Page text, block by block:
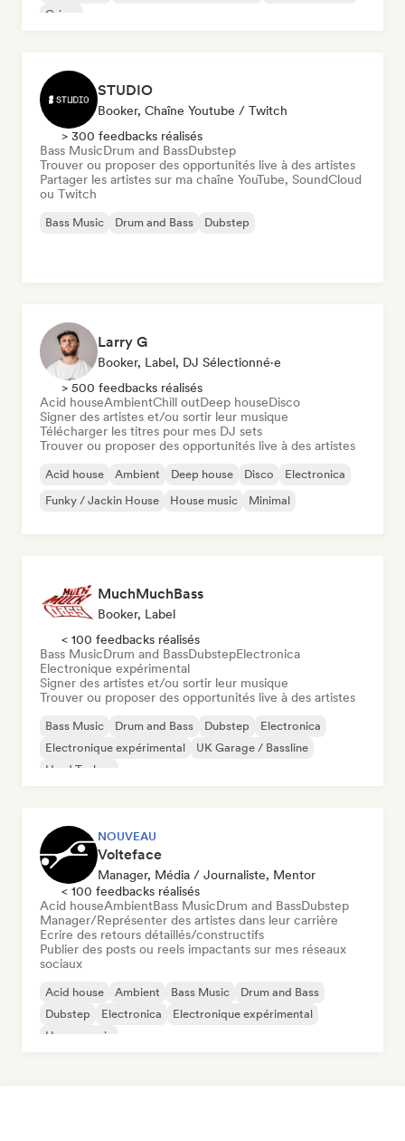
Grime
STUDIO
Booker, Chaîne Youtube / Twitch
> 300 feedbacks réalisés
Bass MusicDrum and BassDubstep
Trouver ou proposer des opportunités live à des artistes
Partager les artistes sur ma chaîne YouTube, SoundCloud
ou Twitch
Bass Music Drum and Bass Dubstep
Larry G
Booker, Label, DJ Sélectionné·e
> 500 feedbacks réalisés
Acid houseAmbientChill outDeep houseDisco
Signer des artistes et/ou sortir leur musique
Télécharger les titres pour mes DJ sets
Trouver ou proposer des opportunités live à des artistes
Acid house Ambient Deep house Disco
Electronica
Funky / Jackin House
House music Minimal
MuchMuchBass
Booker, Label
< 100 feedbacks réalisés
Bass MusicDrum and BassDubstepElectronica
Electronique expérimental
Signer des artistes et/ou sortir leur musique
Trouver ou proposer des opportunités live à des artistes
Bass Music Drum and Bass Dubstep
Electronica
Electronique expérimental
UK Garage / Bassline
Hard Techno
NOUVEAU
Volteface
Manager, Média / Journaliste, Mentor
< 100 feedbacks réalisés
Acid houseAmbientBass MusicDrum and BassDubstep
Manager/Représenter des artistes dans leur carrière
Ecrire des retours détaillés/constructifs
Publier des posts ou reels impactants sur mes réseaux
sociaux
Acid house Ambient Bass Music
Drum and Bass
Dubstep
Electronica
Electronique expérimental
House music